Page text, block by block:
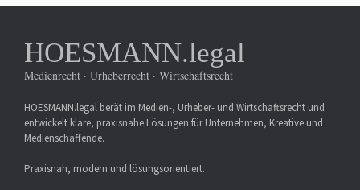
HOESMANN.legal
Medienrecht · Urheberrecht · Wirtschaftsrecht
HOESMANN.legal berät im Medien-, Urheber- und Wirtschaftsrecht und
entwickelt klare, praxisnahe Lösungen für Unternehmen, Kreative und
Medienschaffende.
Praxisnah, modern und lösungsorientiert.